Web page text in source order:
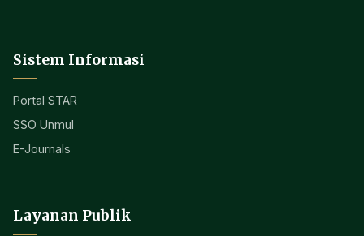
Sistem Informasi
Portal STAR
SSO Unmul
E-Journals
Layanan Publik